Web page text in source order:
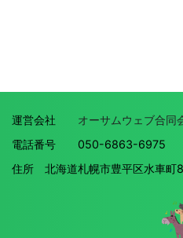
運営会社 オーサムウェブ合同
電話番号 050-6863-6975
住所 北海道札幌市豊平区水車町